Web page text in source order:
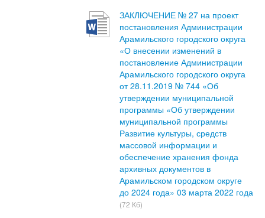
ЗАКЛЮЧЕНИЕ № 27 на проект
постановления Администрации
Арамильского городского округа
«О внесении изменений в
постановление Администрации
Арамильского городского округа
от 28.11.2019 № 744 «Об
утверждении муниципальной
программы «Об утверждении
муниципальной программы
Развитие культуры, средств
массовой информации и
обеспечение хранения фонда
архивных документов в
Арамильском городском округе
до 2024 года» 03 марта 2022 года
(72 Кб)